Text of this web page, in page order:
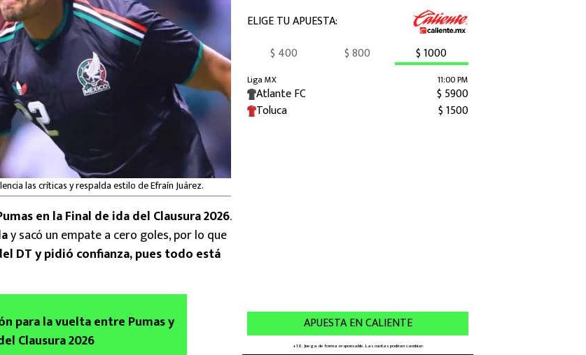
las críticas y respalda estilo de Efraín Juárez.
en la Final de ida del Clausura 2026.
y sacó un empate a cero goles, por lo que
DT y pidió confianza, pues todo está
para la vuelta entre Pumas y
Clausura 2026